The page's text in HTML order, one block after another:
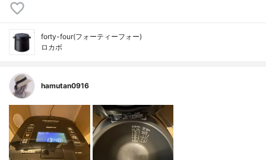
forty-four(フォーティーフォー)
ロカボ
hamutan0916